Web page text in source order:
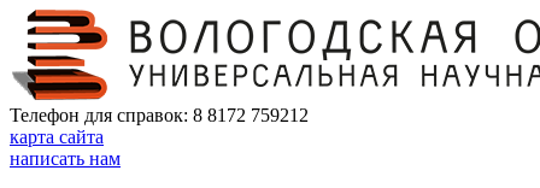
Телефон для справок: 8 8172 759212
карта сайта
написать нам